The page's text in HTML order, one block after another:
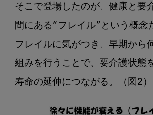
そこで登場したのが、健康と要
間にある“フレイル”という概念
フレイルに気がつき、早期から
組みを行うことで、要介護状態